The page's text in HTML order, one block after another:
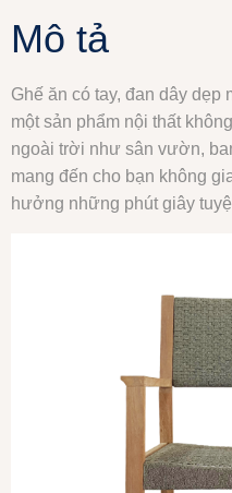
Mô tả
Ghế ăn có tay, đan dây dẹp
một sản phẩm nội thất
ngoài trời như sân vườn,
mang đến cho bạn không
hưởng những phút giây